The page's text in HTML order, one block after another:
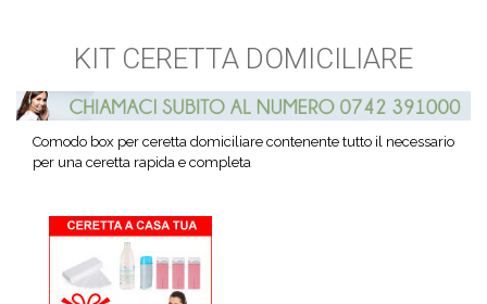
KIT CERETTA DOMICILIARE
Comodo box per ceretta domiciliare contenente tutto il necessario
per una ceretta rapida e completa